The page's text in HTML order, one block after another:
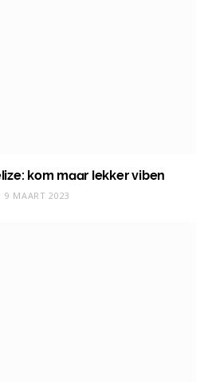
kom maar lekker viben
9 MAART 2023